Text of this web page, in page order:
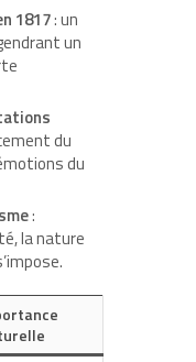
1817: un
un
du
du
:
la nature